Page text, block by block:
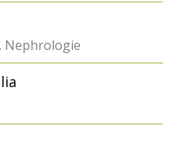
Nephrologie